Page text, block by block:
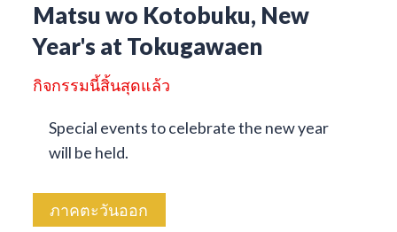
Matsu wo Kotobuku, New
Year's at Tokugawaen
กิจกรรมนี้สิ้นสุดแล้ว
Special events to celebrate the new year
will be held.
ภาคตะวันออก